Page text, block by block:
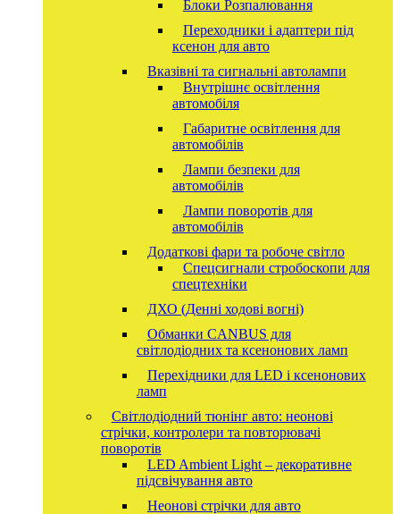
Блоки Розпалювання
Переходники і адаптери під
ксенон для авто
Вказівні та сигнальні автолампи
Внутрішнє освітлення
автомобіля
Габаритне освітлення для
автомобілів
Лампи безпеки для
автомобілів
Лампи поворотів для
автомобілів
Додаткові фари та робоче світло
Спецсигнали стробоскопи для
спецтехніки
ДХО (Денні ходові вогні)
Обманки CANBUS для
світлодіодних та ксенонових ламп
Перехідники для LED і ксенонових
ламп
Світлодіодний тюнінг авто: неонові
стрічки, контролери та повторювачі
поворотів
LED Ambient Light – декоративне
підсвічування авто
Неонові стрічки для авто